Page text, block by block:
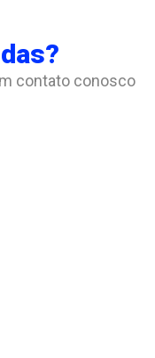
contato conosco